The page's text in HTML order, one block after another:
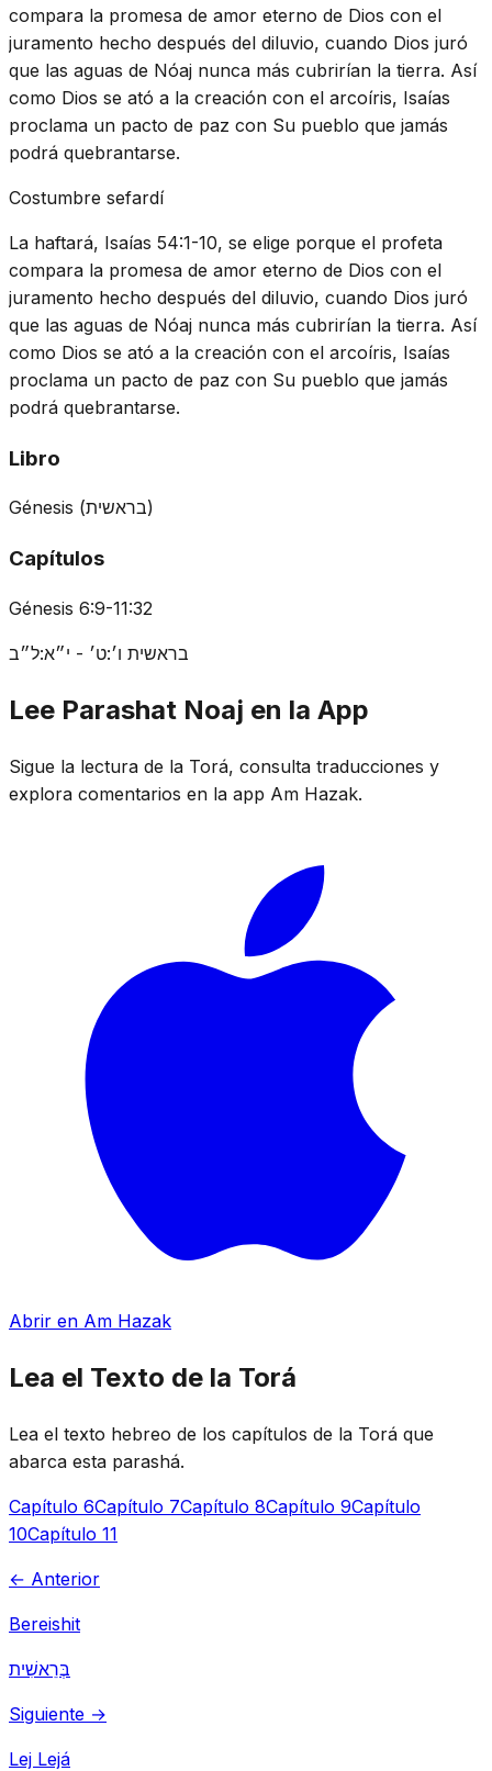
compara la promesa de amor eterno de Dios con el
juramento hecho después del diluvio, cuando Dios juró
que las aguas de Nóaj nunca más cubrirían la tierra. Así
como Dios se ató a la creación con el arcoíris, Isaías
proclama un pacto de paz con Su pueblo que jamás
podrá quebrantarse.
Costumbre sefardí
La haftará, Isaías 54:1-10, se elige porque el profeta
compara la promesa de amor eterno de Dios con el
juramento hecho después del diluvio, cuando Dios juró
que las aguas de Nóaj nunca más cubrirían la tierra. Así
como Dios se ató a la creación con el arcoíris, Isaías
proclama un pacto de paz con Su pueblo que jamás
podrá quebrantarse.
Libro
Génesis (בראשית)
Capítulos
Génesis 6:9-11:32
בראשית ו׳:ט׳ - י״א:ל״ב
Lee Parashat Noaj en la App
Sigue la lectura de la Torá, consulta traducciones y
explora comentarios en la app Am Hazak.
Abrir en Am Hazak
Lea el Texto de la Torá
Lea el texto hebreo de los capítulos de la Torá que
abarca esta parashá.
Capítulo 6Capítulo 7Capítulo 8Capítulo 9Capítulo
10Capítulo 11
← Anterior
Bereishit
בְּרֵאשִׁית
Siguiente →
Lej Lejá